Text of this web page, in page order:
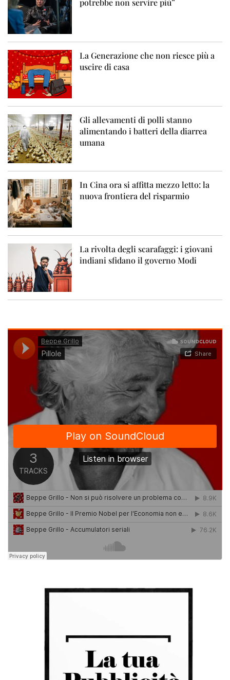
potrebbe non servire più”
La Generazione che non riesce più a
uscire di casa
Gli allevamenti di polli stanno
alimentando i batteri della diarrea
umana
In Cina ora si affitta mezzo letto: la
nuova frontiera del risparmio
La rivolta degli scarafaggi: i giovani
indiani sfidano il governo Modi